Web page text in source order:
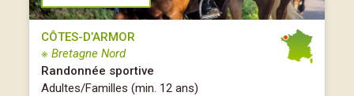
CÔTES-D’ARMOR
※ Bretagne Nord
Randonnée sportive
Adultes/Familles (min. 12 ans)